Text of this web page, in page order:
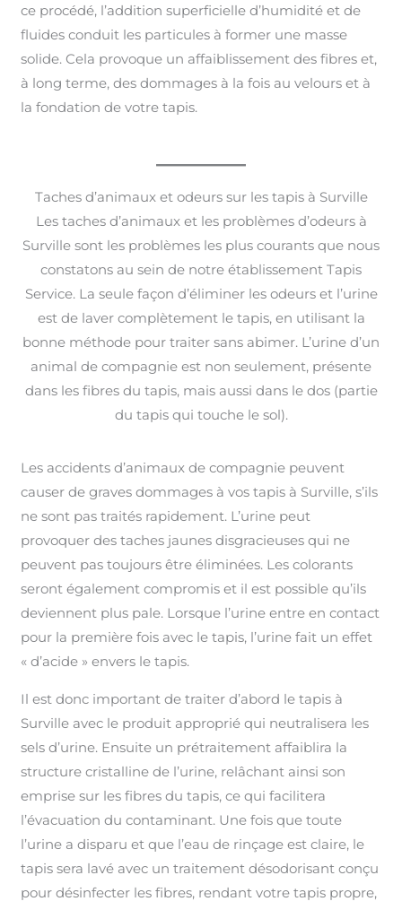
ce procédé, l’addition superficielle d’humidité et de
fluides conduit les particules à former une masse
solide. Cela provoque un affaiblissement des fibres et,
à long terme, des dommages à la fois au velours et à
la fondation de votre tapis.
Taches d’animaux et odeurs sur les tapis à Surville
Les taches d’animaux et les problèmes d’odeurs à
Surville sont les problèmes les plus courants que nous
constatons au sein de notre établissement Tapis
Service. La seule façon d’éliminer les odeurs et l’urine
est de laver complètement le tapis, en utilisant la
bonne méthode pour traiter sans abimer. L’urine d’un
animal de compagnie est non seulement, présente
dans les fibres du tapis, mais aussi dans le dos (partie
du tapis qui touche le sol).
Les accidents d’animaux de compagnie peuvent
causer de graves dommages à vos tapis à Surville, s’ils
ne sont pas traités rapidement. L’urine peut
provoquer des taches jaunes disgracieuses qui ne
peuvent pas toujours être éliminées. Les colorants
seront également compromis et il est possible qu’ils
deviennent plus pale. Lorsque l’urine entre en contact
pour la première fois avec le tapis, l’urine fait un effet
« d’acide » envers le tapis.
Il est donc important de traiter d’abord le tapis à
Surville avec le produit approprié qui neutralisera les
sels d’urine. Ensuite un prétraitement affaiblira la
structure cristalline de l’urine, relâchant ainsi son
emprise sur les fibres du tapis, ce qui facilitera
l’évacuation du contaminant. Une fois que toute
l’urine a disparu et que l’eau de rinçage est claire, le
tapis sera lavé avec un traitement désodorisant conçu
pour désinfecter les fibres, rendant votre tapis propre,